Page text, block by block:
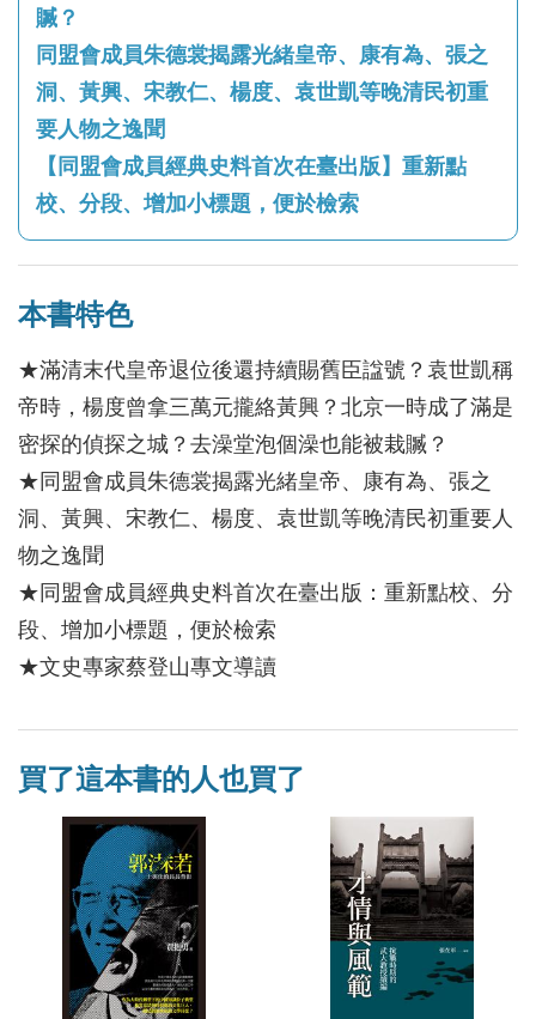
贓？
同盟會成員朱德裳揭露光緒皇帝、康有為、張之
洞、黃興、宋教仁、楊度、袁世凱等晚清民初重
要人物之逸聞
【同盟會成員經典史料首次在臺出版】重新點
校、分段、增加小標題，便於檢索
本書特色
★滿清末代皇帝退位後還持續賜舊臣諡號？袁世凱稱
帝時，楊度曾拿三萬元攏絡黃興？北京一時成了滿是
密探的偵探之城？去澡堂泡個澡也能被栽贓？
★同盟會成員朱德裳揭露光緒皇帝、康有為、張之
洞、黃興、宋教仁、楊度、袁世凱等晚清民初重要人
物之逸聞
★同盟會成員經典史料首次在臺出版：重新點校、分
段、增加小標題，便於檢索
★文史專家蔡登山專文導讀
買了這本書的人也買了